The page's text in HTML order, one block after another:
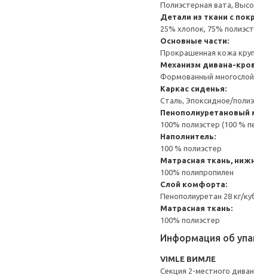
Полиэстерная вата,
Детали из ткани с
25% хлопок, 75%
Основные части:
Прокрашенная кожа
Механизм дивана-
Формованный
Каркас сиденья:
Сталь, Эпоксидное/
Пенополиуретановый
100% полиэстер (100 %
Наполнитель:
100 % полиэстер
Матрасная ткань,
100% полипропилен
Слой комфорта:
Пенополиуретан 28 кг/
Матрасная ткань:
100% полиэстер
Информация об
VIMLE ВИМЛЕ
Секция 2-местного